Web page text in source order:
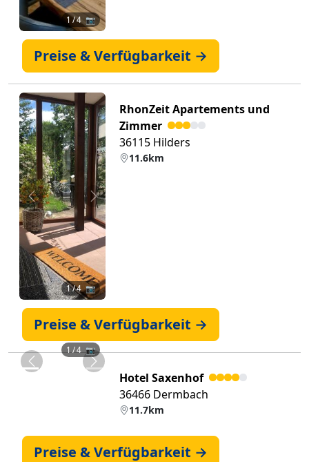
1/ 4 📷
Preise & Verfügbarkeit →
Zurück Weiter
1/ 4 📷
RhonZeit Apartements und
Zimmer
36115 Hilders
11.6km
Preise & Verfügbarkeit →
Zurück Weiter
1/ 4 📷
Hotel Saxenhof
36466 Dermbach
11.7km
Preise & Verfügbarkeit →